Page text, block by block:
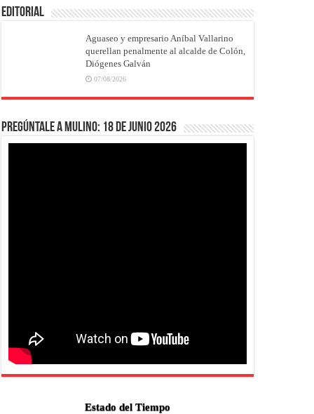
EDITORIAL
Aguaseo y empresario Aníbal Vallarino
querellan penalmente al alcalde de Colón,
Diógenes Galván
07/08/2026
Pregúntale a Mulino: 18 de junio 2026
Estado del Tiempo